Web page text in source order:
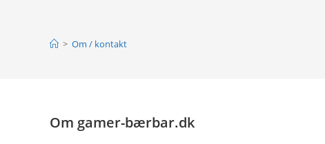
> Om / kontakt
Om gamer-bærbar.dk